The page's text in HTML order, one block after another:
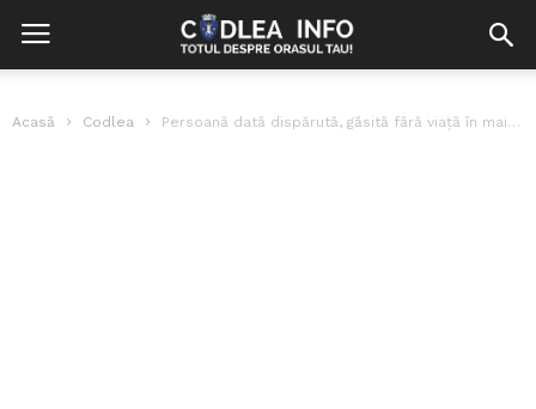
Acasă Codlea Persoană dată dispărută, găsită fără viață în maialul codlean